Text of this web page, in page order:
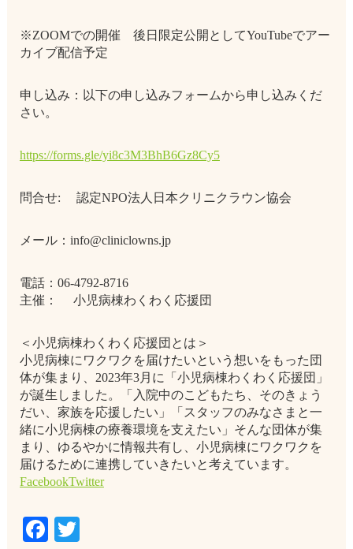
※ZOOMでの開催 後日限定公開としてYouTubeでアー
カイブ配信予定
申し込み：以下の申し込みフォームから申し込みくだ
さい。
https://forms.gle/yi8c3M3BhB6Gz8Cy5
問合せ: 認定NPO法人日本クリニクラウン協会
メール：info@cliniclowns.jp
電話：06-4792-8716
主催： 小児病棟わくわく応援団
＜小児病棟わくわく応援団とは＞
小児病棟にワクワクを届けたいという想いをもった団
体が集まり、2023年3月に「小児病棟わくわく応援団」
が誕生しました。「入院中のこどもたち、そのきょう
だい、家族を応援したい」「スタッフのみなさまと一
緒に小児病棟の療養環境を支えたい」そんな団体が集
まり、ゆるやかに情報共有し、小児病棟にワクワクを
届けるために連携していきたいと考えています。
FacebookTwitter
Facebook
Twitter